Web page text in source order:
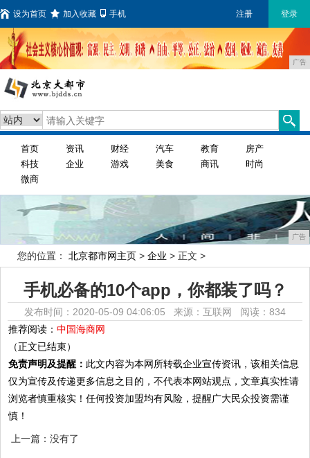
设为首页 加入收藏 手机 注册 登录
广告
首页 资讯 财经 汽车 教育
房产
科技
企业 游戏 美食 商讯
时尚
微商
广告
您的位置： 北京都市网主页 > 企业 > 正文 >
手机必备的10个app，你都装了吗？
发布时间：2020-05-09 04:06:05 来源：互联网 阅读：834
推荐阅读：中国海商网
（正文已结束）
免责声明及提醒： 此文内容为本网所转载企业宣传资讯，该相关信息
仅为宣传及传递更多信息之目的，不代表本网站观点，文章真实性请
浏览者慎重核实！任何投资加盟均有风险，提醒广大民众投资需谨
慎！
上一篇：没有了